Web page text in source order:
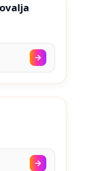
–25. sep.